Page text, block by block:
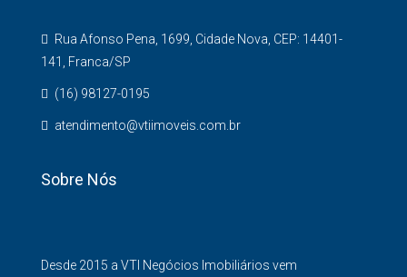
Rua Afonso Pena, 1699, Cidade Nova, CEP: 14401-
141, Franca/SP
(16) 98127-0195
atendimento@vtiimoveis.com.br
Sobre Nós
Desde 2015 a VTI Negócios Imobiliários vem